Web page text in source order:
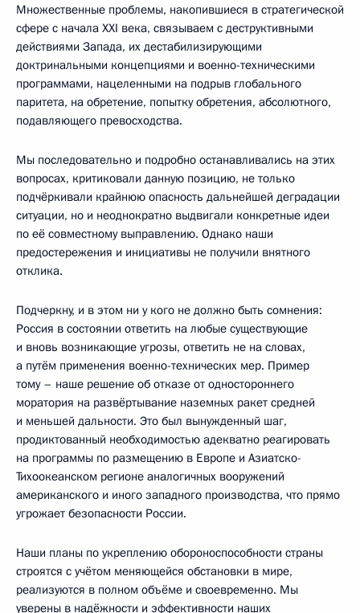
Множественные проблемы, накопившиеся в стратегической
сфере с начала XXI века, связываем с деструктивными
действиями Запада, их дестабилизирующими
доктринальными концепциями и военно-техническими
программами, нацеленными на подрыв глобального
паритета, на обретение, попытку обретения, абсолютного,
подавляющего превосходства.
Мы последовательно и подробно останавливались на этих
вопросах, критиковали данную позицию, не только
подчёркивали крайнюю опасность дальнейшей деградации
ситуации, но и неоднократно выдвигали конкретные идеи
по её совместному выправлению. Однако наши
предостережения и инициативы не получили внятного
отклика.
Подчеркну, и в этом ни у кого не должно быть сомнения:
Россия в состоянии ответить на любые существующие
и вновь возникающие угрозы, ответить не на словах,
а путём применения военно-технических мер. Пример
тому – наше решение об отказе от одностороннего
моратория на развёртывание наземных ракет средней
и меньшей дальности. Это был вынужденный шаг,
продиктованный необходимостью адекватно реагировать
на программы по размещению в Европе и Азиатско-
Тихоокеанском регионе аналогичных вооружений
американского и иного западного производства, что прямо
угрожает безопасности России.
Наши планы по укреплению обороноспособности страны
строятся с учётом меняющейся обстановки в мире,
реализуются в полном объёме и своевременно. Мы
уверены в надёжности и эффективности наших